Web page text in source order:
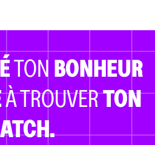
TON BONHEUR
À TROUVERTON